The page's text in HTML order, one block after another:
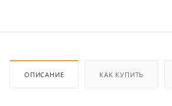
ОПИСАНИЕ КАК КУПИТЬ